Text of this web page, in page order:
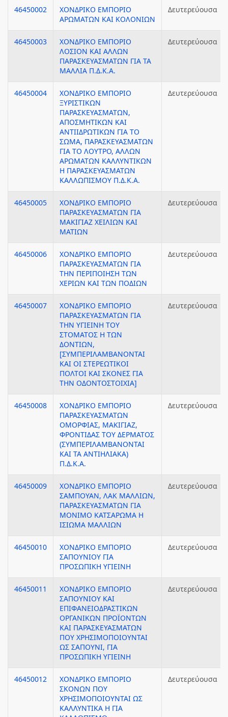
46450002
ΧΟΝΔΡΙΚΟ ΕΜΠΟΡΙΟ
ΑΡΩΜΑΤΩΝ ΚΑΙ ΚΟΛΟΝΙΩΝ
Δευτερεύουσα
46450003
ΧΟΝΔΡΙΚΟ ΕΜΠΟΡΙΟ
ΛΟΣΙΟΝ ΚΑΙ ΑΛΛΩΝ
ΠΑΡΑΣΚΕΥΑΣΜΑΤΩΝ ΓΙΑ ΤΑ
ΜΑΛΛΙΑ Π.Δ.Κ.Α.
Δευτερεύουσα
46450004
ΧΟΝΔΡΙΚΟ ΕΜΠΟΡΙΟ
ΞΥΡΙΣΤΙΚΩΝ
ΠΑΡΑΣΚΕΥΑΣΜΑΤΩΝ,
ΑΠΟΣΜΗΤΙΚΩΝ ΚΑΙ
ΑΝΤΙΙΔΡΩΤΙΚΩΝ ΓΙΑ ΤΟ
ΣΩΜΑ, ΠΑΡΑΣΚΕΥΑΣΜΑΤΩΝ
ΓΙΑ ΤΟ ΛΟΥΤΡΟ, ΑΛΛΩΝ
ΑΡΩΜΑΤΩΝ ΚΑΛΛΥΝΤΙΚΩΝ
Η ΠΑΡΑΣΚΕΥΑΣΜΑΤΩΝ
ΚΑΛΛΩΠΙΣΜΟΥ Π.Δ.Κ.Α.
Δευτερεύουσα
46450005
ΧΟΝΔΡΙΚΟ ΕΜΠΟΡΙΟ
ΠΑΡΑΣΚΕΥΑΣΜΑΤΩΝ ΓΙΑ
ΜΑΚΙΓΙΑΖ ΧΕΙΛΙΩΝ ΚΑΙ
ΜΑΤΙΩΝ
Δευτερεύουσα
46450006
ΧΟΝΔΡΙΚΟ ΕΜΠΟΡΙΟ
ΠΑΡΑΣΚΕΥΑΣΜΑΤΩΝ ΓΙΑ
ΤΗΝ ΠΕΡΙΠΟΙΗΣΗ ΤΩΝ
ΧΕΡΙΩΝ ΚΑΙ ΤΩΝ ΠΟΔΙΩΝ
Δευτερεύουσα
46450007
ΧΟΝΔΡΙΚΟ ΕΜΠΟΡΙΟ
ΠΑΡΑΣΚΕΥΑΣΜΑΤΩΝ ΓΙΑ
ΤΗΝ ΥΓΙΕΙΝΗ ΤΟΥ
ΣΤΟΜΑΤΟΣ Η ΤΩΝ
ΔΟΝΤΙΩΝ,
[ΣΥΜΠΕΡΙΛΑΜΒΑΝΟΝΤΑΙ
ΚΑΙ ΟΙ ΣΤΕΡΕΩΤΙΚΟΙ
ΠΟΛΤΟΙ ΚΑΙ ΣΚΟΝΕΣ ΓΙΑ
ΤΗΝ ΟΔΟΝΤΟΣΤΟΙΧΙΑ]
Δευτερεύουσα
46450008
ΧΟΝΔΡΙΚΟ ΕΜΠΟΡΙΟ
ΠΑΡΑΣΚΕΥΑΣΜΑΤΩΝ
ΟΜΟΡΦΙΑΣ, ΜΑΚΙΓΙΑΖ,
ΦΡΟΝΤΙΔΑΣ ΤΟΥ ΔΕΡΜΑΤΟΣ
(ΣΥΜΠΕΡΙΛΑΜΒΑΝΟΝΤΑΙ
ΚΑΙ ΤΑ ΑΝΤΙΗΛΙΑΚΑ)
Π.Δ.Κ.Α.
Δευτερεύουσα
46450009
ΧΟΝΔΡΙΚΟ ΕΜΠΟΡΙΟ
ΣΑΜΠΟΥΑΝ, ΛΑΚ ΜΑΛΛΙΩΝ,
ΠΑΡΑΣΚΕΥΑΣΜΑΤΩΝ ΓΙΑ
ΜΟΝΙΜΟ ΚΑΤΣΑΡΩΜΑ Η
ΙΣΙΩΜΑ ΜΑΛΛΙΩΝ
Δευτερεύουσα
46450010
ΧΟΝΔΡΙΚΟ ΕΜΠΟΡΙΟ
ΣΑΠΟΥΝΙΟΥ ΓΙΑ
ΠΡΟΣΩΠΙΚΗ ΥΓΙΕΙΝΗ
Δευτερεύουσα
46450011
ΧΟΝΔΡΙΚΟ ΕΜΠΟΡΙΟ
ΣΑΠΟΥΝΙΟΥ ΚΑΙ
ΕΠΙΦΑΝΕΙΟΔΡΑΣΤΙΚΩΝ
ΟΡΓΑΝΙΚΩΝ ΠΡΟΪΟΝΤΩΝ
ΚΑΙ ΠΑΡΑΣΚΕΥΑΣΜΑΤΩΝ
ΠΟΥ ΧΡΗΣΙΜΟΠΟΙΟΥΝΤΑΙ
ΩΣ ΣΑΠΟΥΝΙ, ΓΙΑ
ΠΡΟΣΩΠΙΚΗ ΥΓΙΕΙΝΗ
Δευτερεύουσα
46450012
ΧΟΝΔΡΙΚΟ ΕΜΠΟΡΙΟ
ΣΚΟΝΩΝ ΠΟΥ
ΧΡΗΣΙΜΟΠΟΙΟΥΝΤΑΙ ΩΣ
ΚΑΛΛΥΝΤΙΚΑ Η ΓΙΑ
Δευτερεύουσα